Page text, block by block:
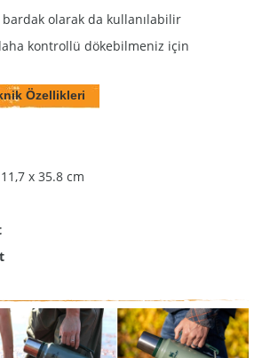
bardak olarak da kullanılabilir
kontrollü dökebilmeniz için
Özellikleri
x 35.8 cm